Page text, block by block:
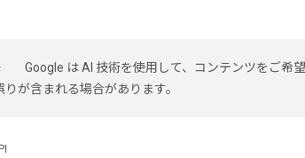
Google は AI 技術を使用して、コンテンツをご希
が含まれる場合があります。